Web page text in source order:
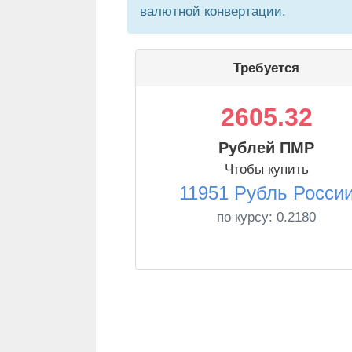
валютной конвертации.
Требуется
2605.32
Рублей ПМР
Чтобы купить
11951 Рубль
по курсу: 0.2180